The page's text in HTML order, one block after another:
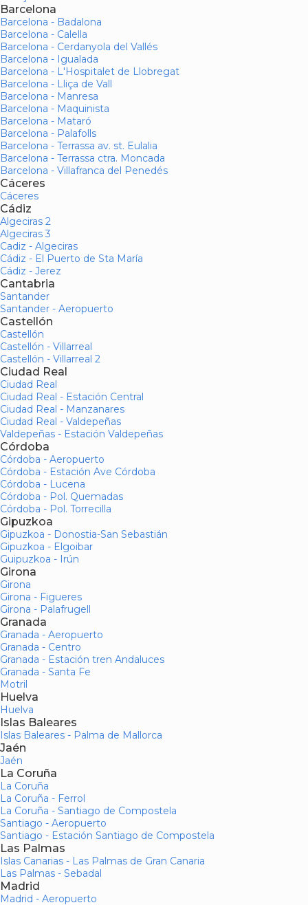
Barcelona
Barcelona - Badalona
Barcelona - Calella
Barcelona - Cerdanyola del Vallés
Barcelona - Igualada
Barcelona - L'Hospitalet de Llobregat
Barcelona - Lliça de Vall
Barcelona - Manresa
Barcelona - Maquinista
Barcelona - Mataró
Barcelona - Palafolls
Barcelona - Terrassa av. st. Eulalia
Barcelona - Terrassa ctra. Moncada
Barcelona - Villafranca del Penedés
Cáceres
Cáceres
Cádiz
Algeciras 2
Algeciras 3
Cadiz - Algeciras
Cádiz - El Puerto de Sta María
Cádiz - Jerez
Cantabria
Santander
Santander - Aeropuerto
Castellón
Castellón
Castellón - Villarreal
Castellón - Villarreal 2
Ciudad Real
Ciudad Real
Ciudad Real - Estación Central
Ciudad Real - Manzanares
Ciudad Real - Valdepeñas
Valdepeñas - Estación Valdepeñas
Córdoba
Córdoba - Aeropuerto
Córdoba - Estación Ave Córdoba
Córdoba - Lucena
Córdoba - Pol. Quemadas
Córdoba - Pol. Torrecilla
Gipuzkoa
Gipuzkoa - Donostia-San Sebastián
Gipuzkoa - Elgoibar
Guipuzkoa - Irún
Girona
Girona
Girona - Figueres
Girona - Palafrugell
Granada
Granada - Aeropuerto
Granada - Centro
Granada - Estación tren Andaluces
Granada - Santa Fe
Motril
Huelva
Huelva
Islas Baleares
Islas Baleares - Palma de Mallorca
Jaén
Jaén
La Coruña
La Coruña
La Coruña - Ferrol
La Coruña - Santiago de Compostela
Santiago - Aeropuerto
Santiago - Estación Santiago de Compostela
Las Palmas
Islas Canarias - Las Palmas de Gran Canaria
Las Palmas - Sebadal
Madrid
Madrid - Aeropuerto